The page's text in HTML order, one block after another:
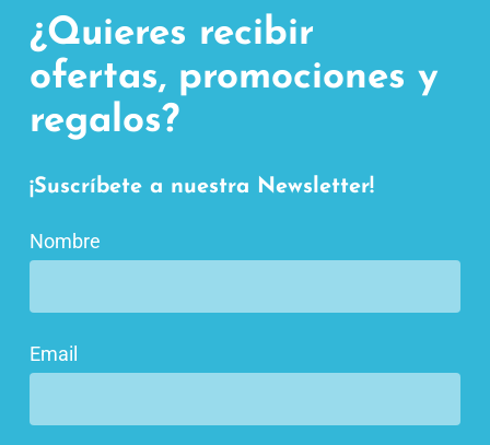
¿Quieres recibir
ofertas, promociones y
regalos?
¡Suscríbete a nuestra Newsletter!
Nombre
Email